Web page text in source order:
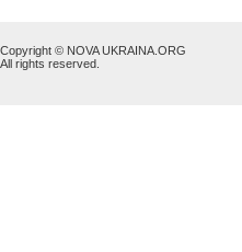
Copyright © NOVA UKRAINA.ORG
All rights reserved.